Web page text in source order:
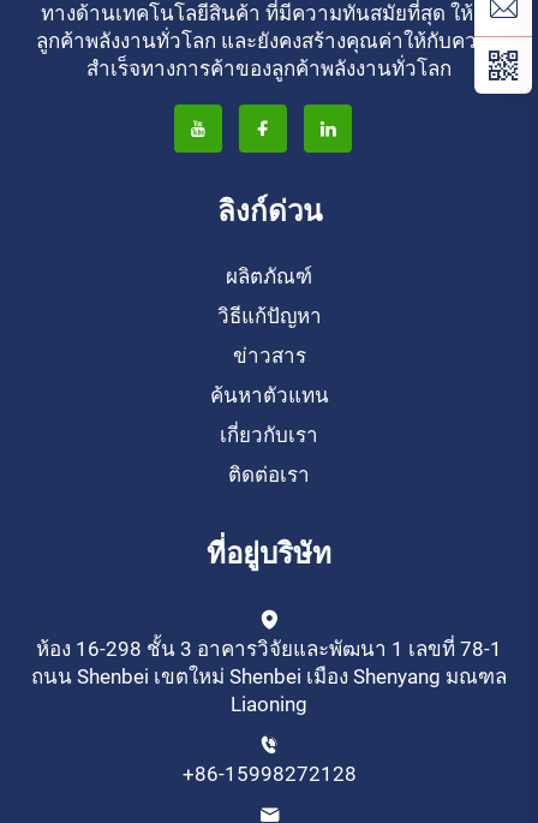
ทางด้านเทคโนโลยีสินค้า ที่มีความทันสมัยที่สุด ให้กับ
ลูกค้าพลังงานทั่วโลก และยังคงสร้างคุณค่าให้กับความ
สําเร็จทางการค้าของลูกค้าพลังงานทั่วโลก
ลิงก์ด่วน
ผลิตภัณฑ์
วิธีแก้ปัญหา
ข่าวสาร
ค้นหาตัวแทน
เกี่ยวกับเรา
ติดต่อเรา
ที่อยู่บริษัท
ห้อง 16-298 ชั้น 3 อาคารวิจัยและพัฒนา 1 เลขที่ 78-1
ถนน Shenbei เขตใหม่ Shenbei เมือง Shenyang มณฑล
Liaoning
+86-15998272128